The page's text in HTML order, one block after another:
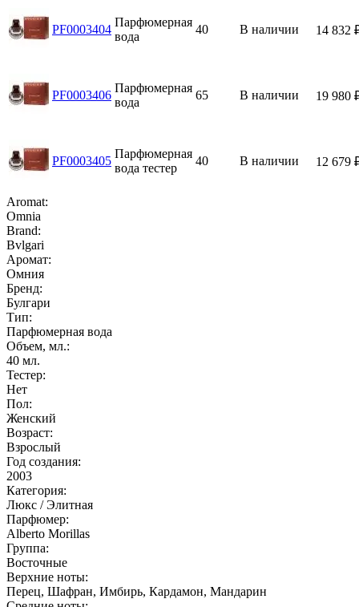
PF0003404
Парфюмерная
вода
40 В наличии 14 832
PF0003406
Парфюмерная
вода
65 В наличии 19 980
PF0003405
Парфюмерная
вода тестер
40 В наличии 12 679
Aromat:
Omnia
Brand:
Bvlgari
Аромат:
Омния
Бренд:
Булгари
Тип:
Парфюмерная вода
Объем, мл.:
40 мл.
Тестер:
Нет
Пол:
Женский
Возраст:
Взрослый
Год создания:
2003
Категория:
Люкс / Элитная
Парфюмер:
Alberto Morillas
Группа:
Восточные
Верхние ноты:
Перец, Шафран, Имбирь, Кардамон, Мандарин